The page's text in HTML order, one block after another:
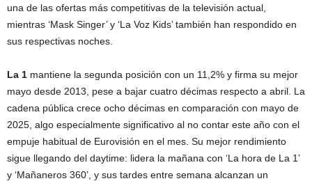
una de las ofertas más competitivas de la televisión actual,
mientras ‘Mask Singer’ y ‘La Voz Kids’ también han respondido en
sus respectivas noches.
La 1 mantiene la segunda posición con un 11,2% y firma su mejor
mayo desde 2013, pese a bajar cuatro décimas respecto a abril. La
cadena pública crece ocho décimas en comparación con mayo de
2025, algo especialmente significativo al no contar este año con el
empuje habitual de Eurovisión en el mes. Su mejor rendimiento
sigue llegando del daytime: lidera la mañana con ‘La hora de La 1’
y ‘Mañaneros 360’, y sus tardes entre semana alcanzan un